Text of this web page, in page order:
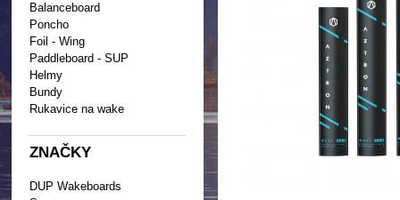
Balanceboard
Poncho
Foil - Wing
Paddleboard - SUP
Helmy
Bundy
Rukavice na wake
ZNAČKY
DUP Wakeboards